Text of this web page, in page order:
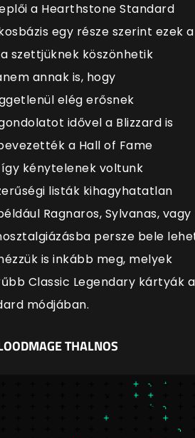
a Hearthstone Standard
egy része szerint ezek a
szettjüknek köszönhetik
annak is, hogy
elég erősnek
idővel a Blizzard is
a Hall of Fame
kénytelenek voltunk
listák kihagyhatatlan
Ragnaros, Sylvanas, vagy
persze bele
is inkább meg, melyek
Classic Legendary kártyák a
módjában.
THALNOS